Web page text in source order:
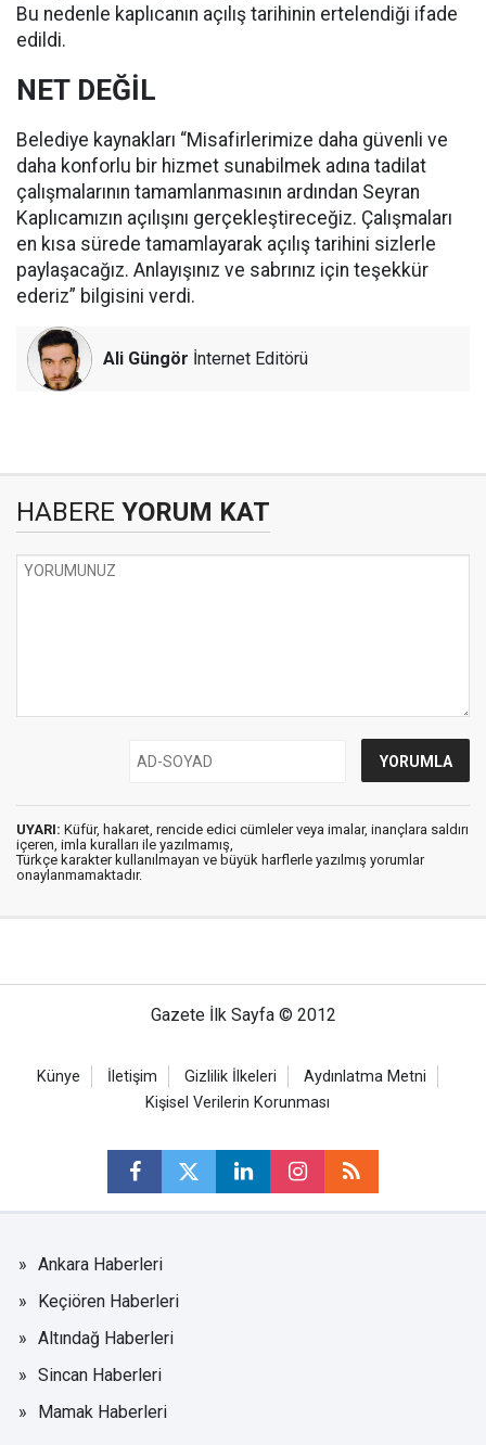
Bu nedenle kaplıcanın açılış tarihinin ertelendiği ifade
edildi.
NET DEĞİL
Belediye kaynakları “Misafirlerimize daha güvenli ve
daha konforlu bir hizmet sunabilmek adına tadilat
çalışmalarının tamamlanmasının ardından Seyran
Kaplıcamızın açılışını gerçekleştireceğiz. Çalışmaları
en kısa sürede tamamlayarak açılış tarihini sizlerle
paylaşacağız. Anlayışınız ve sabrınız için teşekkür
ederiz” bilgisini verdi.
Ali Güngör İnternet Editörü
HABERE YORUM KAT
UYARI: Küfür, hakaret, rencide edici cümleler veya imalar, inançlara saldırı
içeren, imla kuralları ile yazılmamış,
Türkçe karakter kullanılmayan ve büyük harflerle yazılmış yorumlar
onaylanmamaktadır.
Gazete İlk Sayfa © 2012
Künye İletişim Gizlilik İlkeleri
Aydınlatma Metni
Kişisel Verilerin Korunması
Ankara Haberleri
Keçiören Haberleri
Altındağ Haberleri
Sincan Haberleri
Mamak Haberleri